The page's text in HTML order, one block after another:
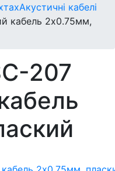
Акустичні кабелі
кабель 2х0.75мм,
207